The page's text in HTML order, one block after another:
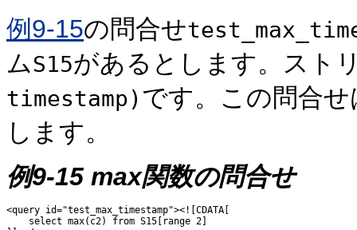
例9-15の問合せ
ムS15があるとします。スト
timestamp) です。この問合せ
します。
例9-15 max関数の問合せ
<query id="test_max_timestamp"><![CDATA[
    select max(c2) from S15[range 2]